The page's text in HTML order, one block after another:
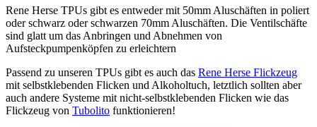
Rene Herse TPUs gibt es entweder mit 50mm Aluschäften in poliert
oder schwarz oder schwarzen 70mm Aluschäften. Die Ventilschäfte
sind glatt um das Anbringen und Abnehmen von
Aufsteckpumpenköpfen zu erleichtern
Passend zu unseren TPUs gibt es auch das Rene Herse Flickzeug
mit selbstklebenden Flicken und Alkoholtuch, letztlich sollten aber
auch andere Systeme mit nicht-selbstklebenden Flicken wie das
Flickzeug von Tubolito funktionieren!